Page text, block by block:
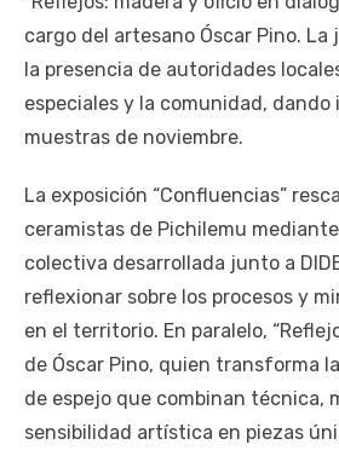
cargo del artesano Óscar Pino.
la presencia de autoridades
especiales y la comunidad, dando
muestras de noviembre.
La exposición “Confluencias”
ceramistas de Pichilemu
colectiva desarrollada junto a
reflexionar sobre los procesos y
en el territorio. En paralelo,
de Óscar Pino, quien transforma
de espejo que combinan técnica,
sensibilidad artística en piezas